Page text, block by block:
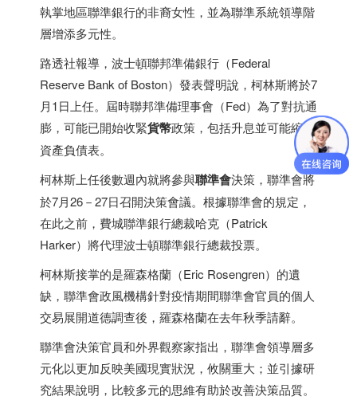
執掌地區聯準銀行的非裔女性，並為聯準系統領導階
層增添多元性。
路透社報導，波士頓聯邦準備銀行（Federal
Reserve Bank of Boston）發表聲明說，柯林斯將於7
月1日上任。屆時聯邦準備理事會（Fed）為了對抗通
膨，可能已開始收緊貨幣政策，包括升息並可能縮減
資產負債表。
柯林斯上任後數週內就將參與聯準會決策，聯準會將
於7月26－27日召開決策會議。根據聯準會的規定，
在此之前，費城聯準銀行總裁哈克（Patrick
Harker）將代理波士頓聯準銀行總裁投票。
柯林斯接掌的是羅森格蘭（Eric Rosengren）的遺
缺，聯準會政風機構針對疫情期間聯準會官員的個人
交易展開道德調查後，羅森格蘭在去年秋季請辭。
聯準會決策官員和外界觀察家指出，聯準會領導層多
元化以更加反映美國現實狀況，攸關重大；並引據研
究結果說明，比較多元的思維有助於改善決策品質。